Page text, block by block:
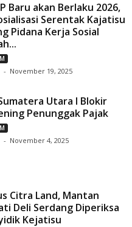
Baru akan Berlaku 2026,
Serentak Kajatisu
Pidana Kerja Sosial
- November 19, 2025
Utara I Blokir
Penunggak Pajak
- November 4, 2025
Citra Land, Mantan
Deli Serdang Diperiksa
Kejatisu